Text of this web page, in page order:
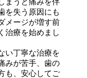
を失う原因にも
メージが増す前
治療を始めまし
い丁寧な治療を
みが苦手、歯の
も、安心してご